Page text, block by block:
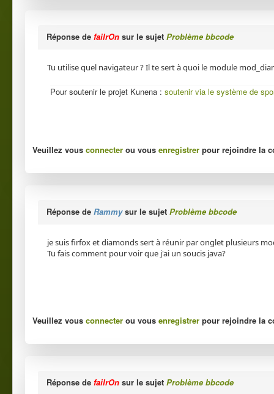
Réponse de failrOn sur le sujet Problème bbcode
Tu utilise quel navigateur ? Il te sert à quoi le module
Pour soutenir le projet Kunena : soutenir via le système de
Veuillez vous connecter ou vous enregistrer pour rejoindre la
Réponse de Rammysur le sujet Problème bbcode
je suis firfox et diamonds sert à réunir par onglet plusieurs
Tu fais comment pour voir que j'ai un soucis java?
Veuillez vous connecter ou vous enregistrer pour rejoindre la
Réponse de failrOn sur le sujet Problème bbcode